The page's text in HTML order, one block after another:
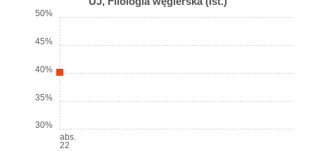
abs.
22
30%
35%
40%
45%
50%